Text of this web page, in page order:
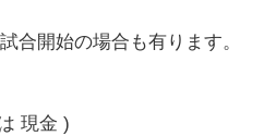
合開始の場合も有ります。
現金 )